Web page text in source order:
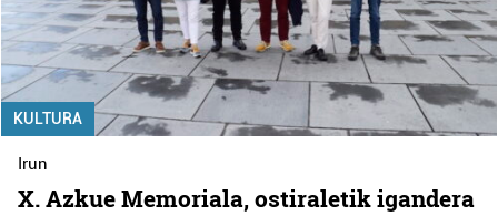
KULTURA
Irun
X. Azkue Memoriala, ostiraletik igandera